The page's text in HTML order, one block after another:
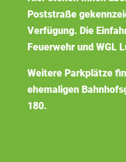
Poststraße
Verfügung. Die
Feuerwehr und WGL
Weitere Parkplätze
ehemaligen
180.